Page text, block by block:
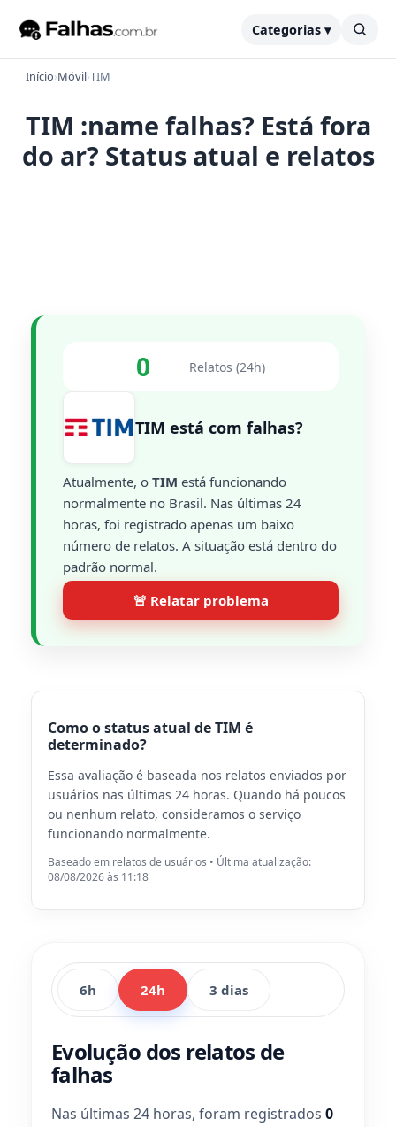
Categorias ▾
Início›Móvil›TIM
TIM :name falhas? Está fora
do ar? Status atual e relatos
0 Relatos (24h)
TIM está com falhas?
Atualmente, o TIM está funcionando
normalmente no Brasil. Nas últimas 24
horas, foi registrado apenas um baixo
número de relatos. A situação está dentro do
padrão normal.
🚨 Relatar problema
Como o status atual de TIM é
determinado?
Essa avaliação é baseada nos relatos enviados por
usuários nas últimas 24 horas. Quando há poucos
ou nenhum relato, consideramos o serviço
funcionando normalmente.
Baseado em relatos de usuários • Última atualização:
08/08/2026 às 11:18
6h 24h 3 dias
Evolução dos relatos de
falhas
Nas últimas 24 horas, foram registrados 0